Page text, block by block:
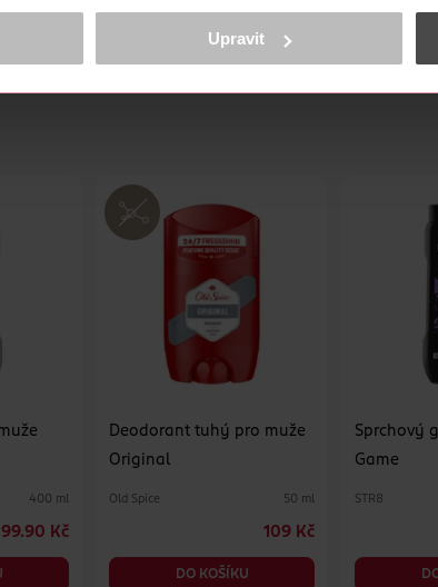
a reklam, funkcí sociálních médií, analýze návštěvnosti,
osobních údajů.
<
Upravit
400 ml
99.90 Kč
Deodorant tuhý pro muže
Original
Old Spice 50 ml
109 Kč
DO KOŠÍKU
Sprchový
Game
STR8